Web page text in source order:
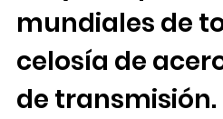
mundiales de
celosía de
de transmisión.